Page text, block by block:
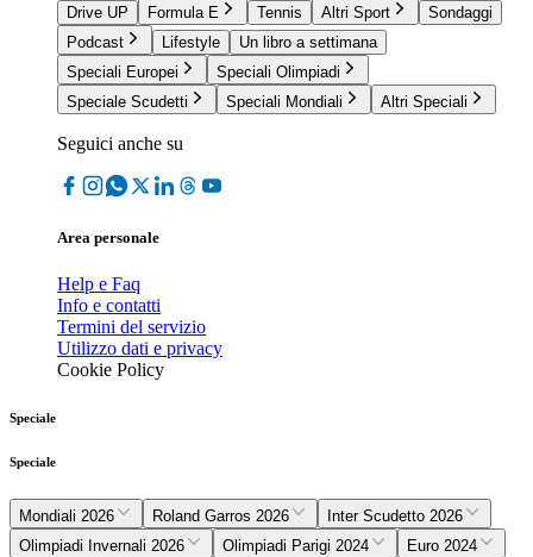
Drive UP
Formula E Tennis Altri Sport
Sondaggi
Podcast
Lifestyle
Un libro a settimana
Speciali Europei
Speciali Olimpiadi
Speciale Scudetti
Speciali Mondiali Altri Speciali
Seguici anche su
Area personale
Help e Faq
Info e contatti
Termini del servizio
Utilizzo dati e privacy
Cookie Policy
Speciale
Speciale
Mondiali 2026 Roland Garros 2026
Inter Scudetto 2026
Olimpiadi Invernali 2026
Olimpiadi Parigi 2024 Euro 2024